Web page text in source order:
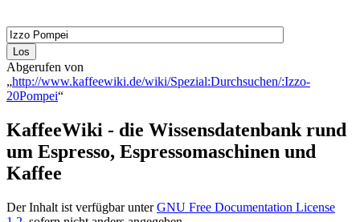
Abgerufen von
„http://www.kaffeewiki.de/wiki/Spezial:Durchsuchen/:Izzo-
20Pompei“
KaffeeWiki - die Wissensdatenbank rund
um Espresso, Espressomaschinen und
Kaffee
Der Inhalt ist verfügbar unterGNU Free Documentation License